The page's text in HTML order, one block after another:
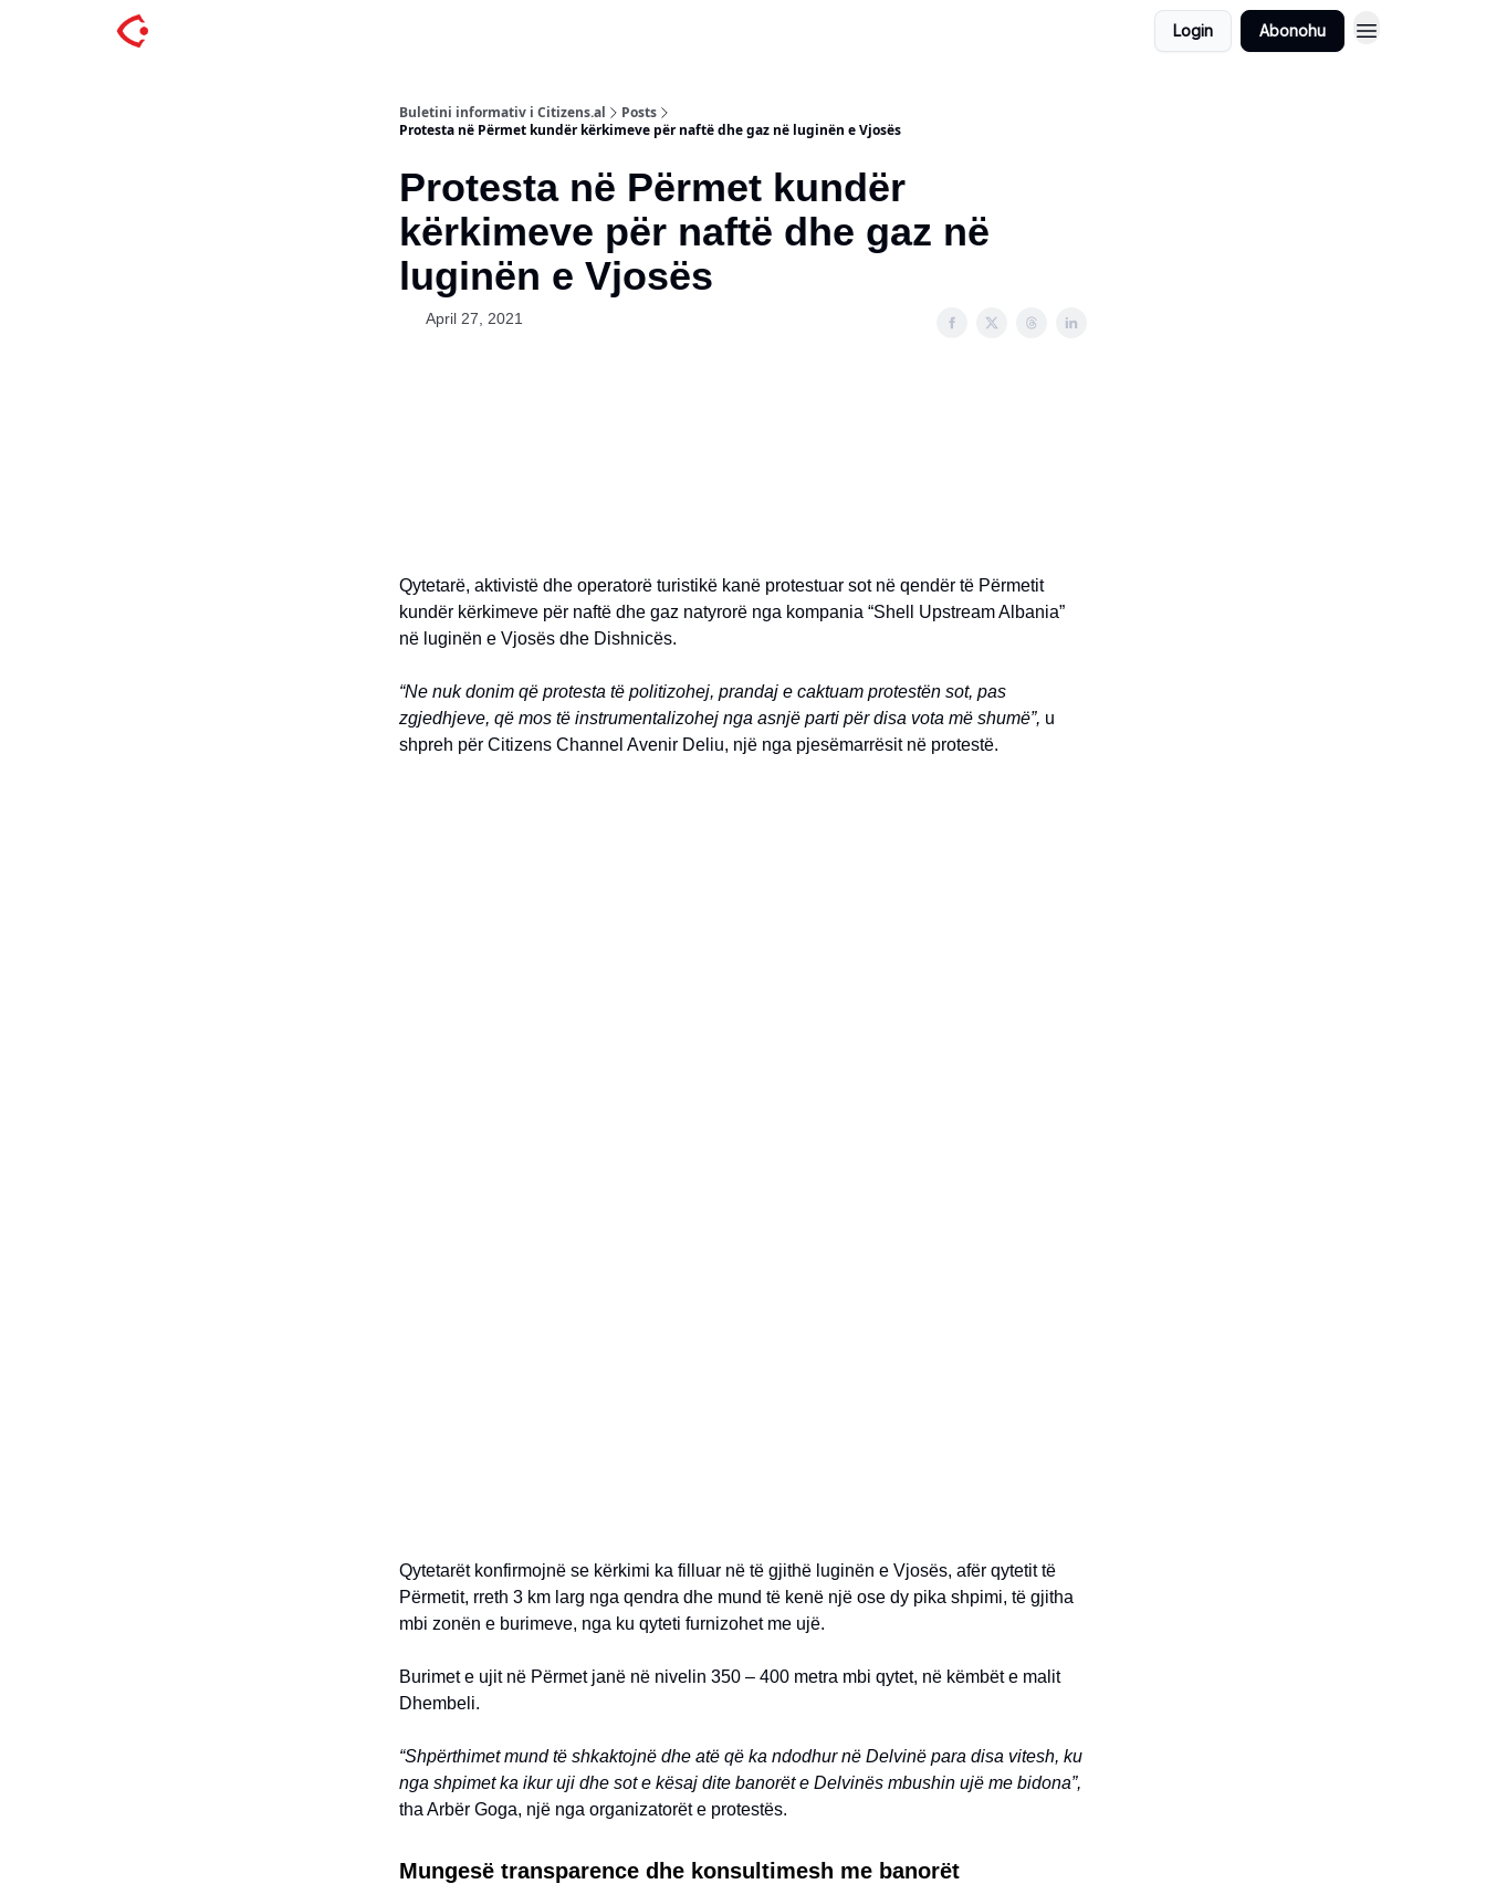
Login Abonohu
Buletini informativ i Citizens.al
Posts
Protesta në Përmet kundër kërkimeve për naftë dhe gaz në luginën e Vjosës
Protesta në Përmet kundër
kërkimeve për naftë dhe gaz në
luginën e Vjosës
April 27, 2021
Qytetarë, aktivistë dhe operatorë turistikë kanë protestuar sot në qendër të Përmetit
kundër kërkimeve për naftë dhe gaz natyrorë nga kompania “Shell Upstream Albania”
në luginën e Vjosës dhe Dishnicës.
“Ne nuk donim që protesta të politizohej, prandaj e caktuam protestën sot, pas
zgjedhjeve, që mos të instrumentalizohej nga asnjë parti për disa vota më shumë”, u
shpreh për Citizens Channel Avenir Deliu, një nga pjesëmarrësit në protestë.
Qytetarët konfirmojnë se kërkimi ka filluar në të gjithë luginën e Vjosës, afër qytetit të
Përmetit, rreth 3 km larg nga qendra dhe mund të kenë një ose dy pika shpimi, të gjitha
mbi zonën e burimeve, nga ku qyteti furnizohet me ujë.
Burimet e ujit në Përmet janë në nivelin 350 – 400 metra mbi qytet, në këmbët e malit
Dhembeli.
“Shpërthimet mund të shkaktojnë dhe atë që ka ndodhur në Delvinë para disa vitesh, ku
nga shpimet ka ikur uji dhe sot e kësaj dite banorët e Delvinës mbushin ujë me bidona”,
tha Arbër Goga, një nga organizatorët e protestës.
Mungesë transparence dhe konsultimesh me banorët